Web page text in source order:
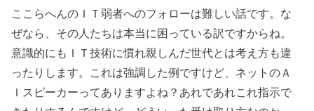
ここらへんのＩＴ弱者へのフォローは難しい話です。な
ぜなら、その人たちは本当に困っている訳ですからね。
意識的にもＩＴ技術に慣れ親しんだ世代とは考え方も違
ったりします。これは強調した例ですけど、ネットのＡ
Ｉスピーカーってありますよね？あれであれこれ指示で